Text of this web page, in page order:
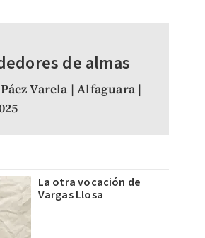
de almas
Varela | Alfaguara |
La otra vocación de
Vargas Llosa